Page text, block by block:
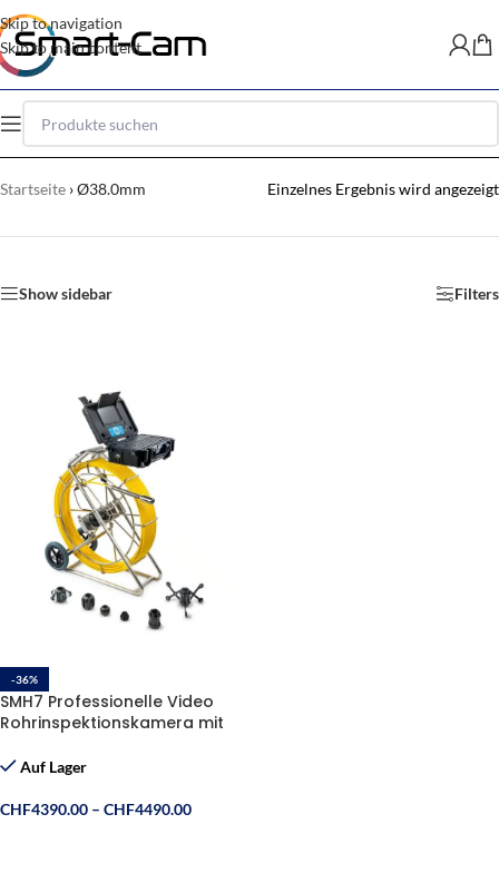
Skip to navigation
Skip to main content
Startseite ›Ø38.0mm Einzelnes Ergebnis wird angezeigt
Show sidebar Filters
-36%
SMH7 Professionelle Video
Rohrinspektionskamera mit
512 Hz Sender, Ø38mm L=
Auf Lager
CHF4390.00 – CHF4490.00